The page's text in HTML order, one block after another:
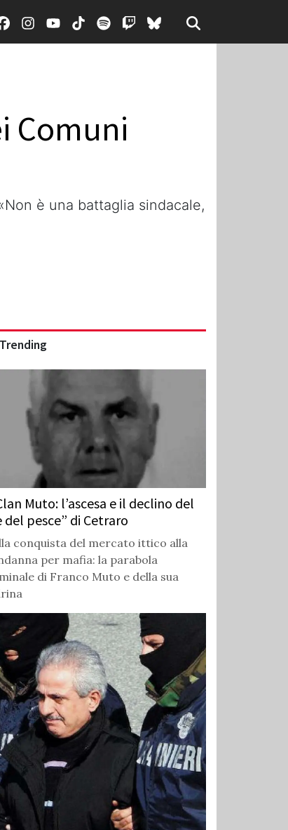
Comuni
è una battaglia sindacale,
Muto: l’ascesa e il declino del
del pesce” di Cetraro
conquista del mercato ittico alla
per mafia: la parabola
di Franco Muto e della sua